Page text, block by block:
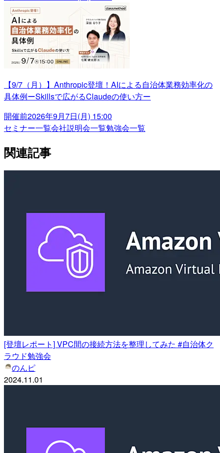
【9/7（月）】Anthropic登壇！AIによる自治体業務効率化の
具体例ーSkillsで広がるClaudeの使い方ー
開催前2026年9月7日(月) 15:00
セミナー一覧会社説明会一覧勉強会一覧
関連記事
[登壇レポート] VPC間の接続方法を整理してみた #自治体ク
ラウド勉強会
のんピ
2024.11.01